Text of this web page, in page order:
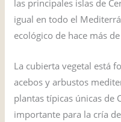
las principales islas de
igual en todo el
ecológico de hace más
La cubierta vegetal está
acebos y arbustos
plantas típicas únicas de
importante para la cría